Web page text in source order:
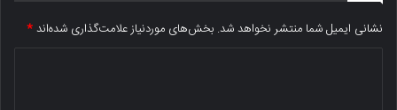
نشانی ایمیل شما منتشر نخواهد شد. بخش‌های موردنیاز علامت‌گذاری شده‌اند*